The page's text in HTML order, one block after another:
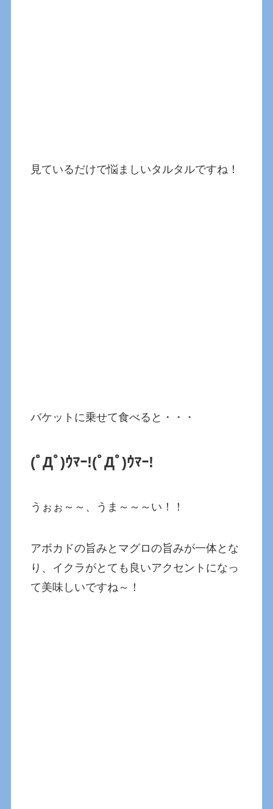
見ているだけで悩ましいタルタルですね！
バケットに乗せて食べると・・・
(ﾟДﾟ)ｳﾏｰ!(ﾟДﾟ)ｳﾏｰ!
うぉぉ～～、うま～～～い！！
アボカドの旨みとマグロの旨みが一体とな
り、イクラがとても良いアクセントになっ
て美味しいですね～！